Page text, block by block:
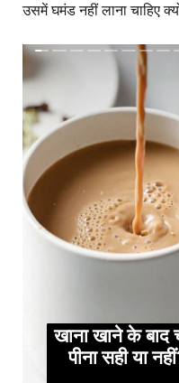
उसमें घमंड नहीं लाना चाहिए